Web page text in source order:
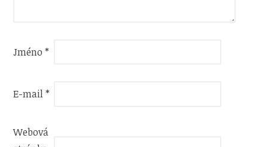
Jméno*
E-mail*
Webová